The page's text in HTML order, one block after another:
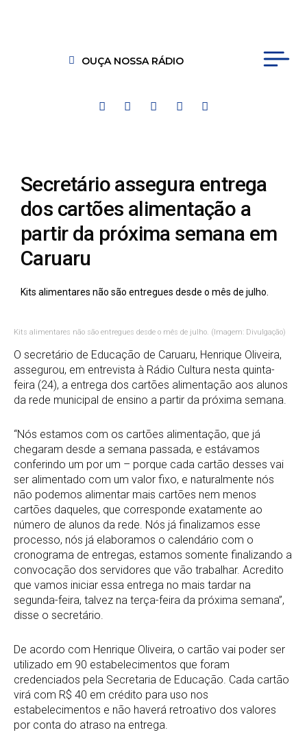
OUÇA NOSSA RÁDIO
Secretário assegura entrega
dos cartões alimentação a
partir da próxima semana em
Caruaru
Kits alimentares não são entregues desde o mês de julho.
Kits alimentares não são entregues desde o mês de julho. (Imagem: Divulgação)
O secretário de Educação de Caruaru, Henrique Oliveira,
assegurou, em entrevista à Rádio Cultura nesta quinta-
feira (24), a entrega dos cartões alimentação aos alunos
da rede municipal de ensino a partir da próxima semana.
“Nós estamos com os cartões alimentação, que já
chegaram desde a semana passada, e estávamos
conferindo um por um – porque cada cartão desses vai
ser alimentado com um valor fixo, e naturalmente nós
não podemos alimentar mais cartões nem menos
cartões daqueles, que corresponde exatamente ao
número de alunos da rede. Nós já finalizamos esse
processo, nós já elaboramos o calendário com o
cronograma de entregas, estamos somente finalizando a
convocação dos servidores que vão trabalhar. Acredito
que vamos iniciar essa entrega no mais tardar na
segunda-feira, talvez na terça-feira da próxima semana”,
disse o secretário.
De acordo com Henrique Oliveira, o cartão vai poder ser
utilizado em 90 estabelecimentos que foram
credenciados pela Secretaria de Educação. Cada cartão
virá com R$ 40 em crédito para uso nos
estabelecimentos e não haverá retroativo dos valores
por conta do atraso na entrega.